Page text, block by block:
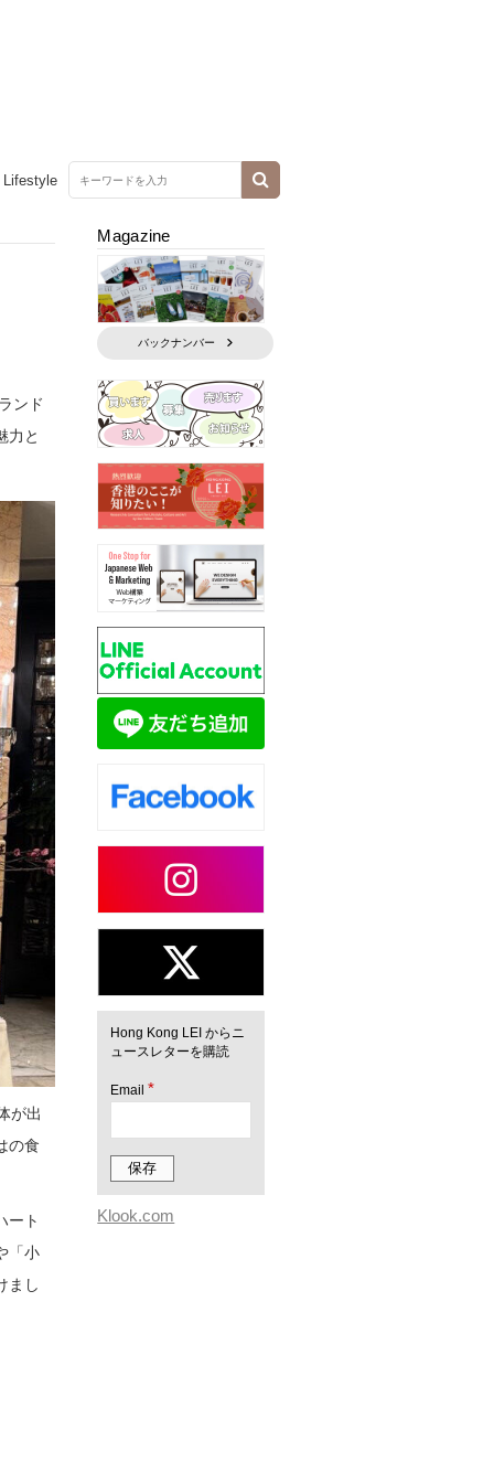
Lifestyle
ンド
力と
が出
の食
ート
「小
まし
Magazine
バックナンバー
Hong Kong LEI からニ
ュースレターを購読
Email*
Klook.com